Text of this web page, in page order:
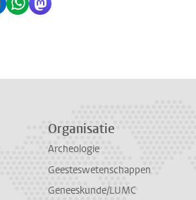
via Bluesky
op LinkedIn
Delen via WhatsApp
Delen via Mastodon
Organisatie
Archeologie
Geesteswetenschappen
Geneeskunde/LUMC